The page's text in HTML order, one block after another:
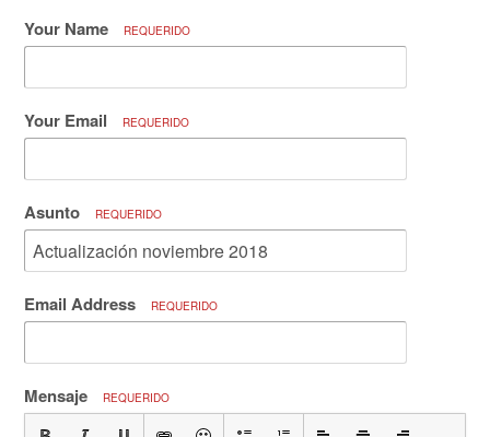
Your Name REQUERIDO
Your Email REQUERIDO
Asunto REQUERIDO
Email Address REQUERIDO
Mensaje REQUERIDO